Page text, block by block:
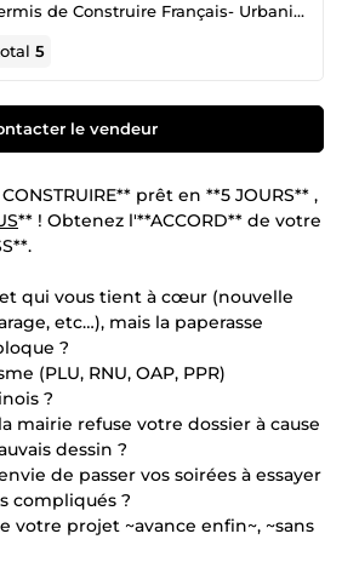
Expert en Permis de Construire Français- Urbaniste & Dessinateur
5
le vendeur
prêt en **5 JOURS** ,
** ! Obtenez l'**ACCORD** de votre
qui vous tient à cœur (nouvelle
etc…), mais la paperasse
?
(PLU, RNU, OAP, PPR)
?
mairie refuse votre dossier à cause
dessin ?
de passer vos soirées à essayer
compliqués ?
votre projet ~avance enfin~, ~sans